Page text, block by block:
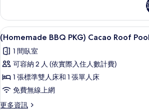
的
所
有
相
片
房
（早
飯）
的
詳
情
顯
示
(Homemade
BBQ
PKG)
Cacao
Roof
20
(Homemade BBQ PKG) Cacao Roof Pool
1 間臥室
可容納 2 人 (依實際入住人數計費)
1 張標準雙人床和 1 張單人床
免費無線上網
更多資訊
更